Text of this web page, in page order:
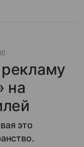
на
это